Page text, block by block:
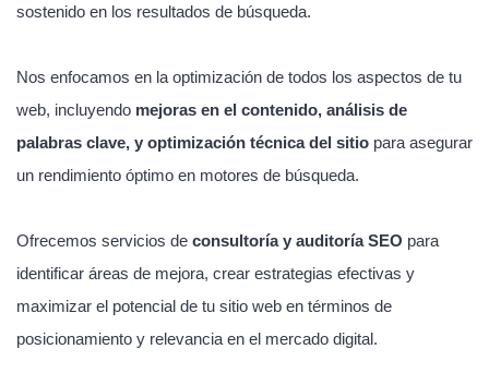
sostenido en los resultados de búsqueda.
Nos enfocamos en la optimización de todos los aspectos de tu
web, incluyendo mejoras en el contenido, análisis de
palabras clave, y optimización técnica del sitio para asegurar
un rendimiento óptimo en motores de búsqueda.
Ofrecemos servicios de consultoría y auditoría SEO para
identificar áreas de mejora, crear estrategias efectivas y
maximizar el potencial de tu sitio web en términos de
posicionamiento y relevancia en el mercado digital.